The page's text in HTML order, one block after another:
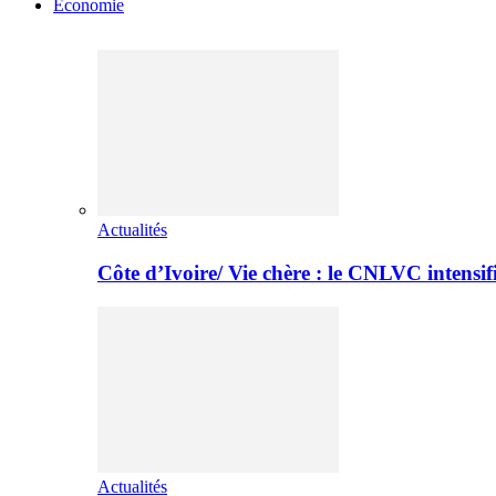
Economie
Actualités
Côte d’Ivoire/ Vie chère : le CNLVC
Actualités